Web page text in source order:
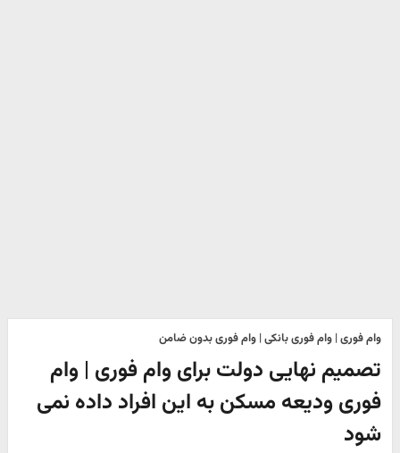
وام فوری | وام فوری بانکی | وام فوری بدون ضامن
تصمیم نهایی دولت برای وام فوری | وام
فوری ودیعه مسکن به این افراد داده نمی
شود